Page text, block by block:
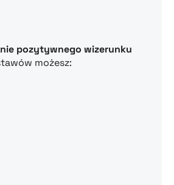
pozytywnego wizerunku
możesz: